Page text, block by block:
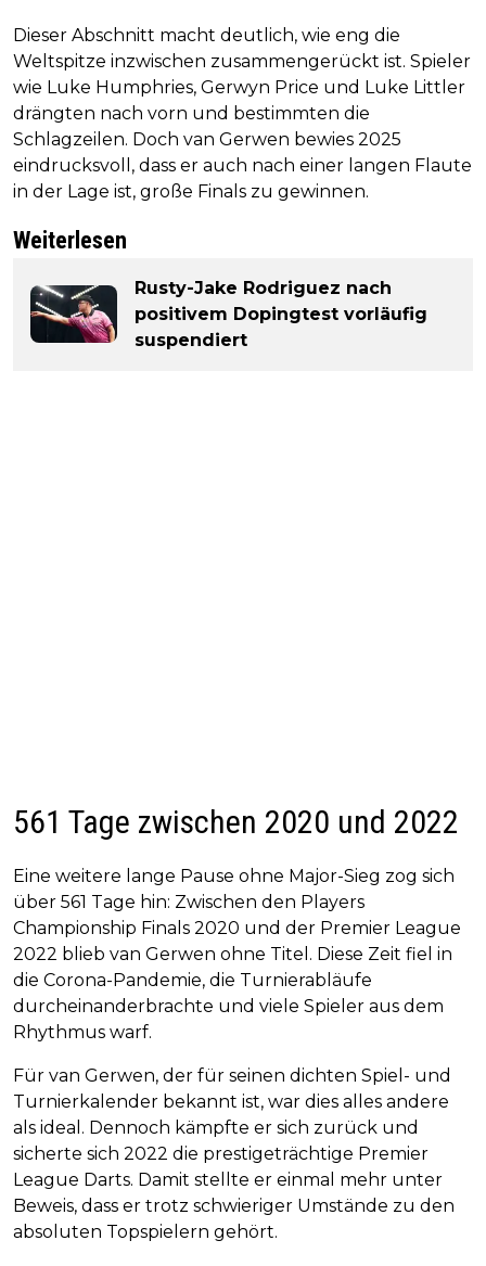
Dieser Abschnitt macht deutlich, wie eng die
Weltspitze inzwischen zusammengerückt ist. Spieler
wie Luke Humphries, Gerwyn Price und Luke Littler
drängten nach vorn und bestimmten die
Schlagzeilen. Doch van Gerwen bewies 2025
eindrucksvoll, dass er auch nach einer langen Flaute
in der Lage ist, große Finals zu gewinnen.
Weiterlesen
Rusty-Jake Rodriguez nach
positivem Dopingtest vorläufig
suspendiert
561 Tage zwischen 2020 und 2022
Eine weitere lange Pause ohne Major-Sieg zog sich
über 561 Tage hin: Zwischen den Players
Championship Finals 2020 und der Premier League
2022 blieb van Gerwen ohne Titel. Diese Zeit fiel in
die Corona-Pandemie, die Turnierabläufe
durcheinanderbrachte und viele Spieler aus dem
Rhythmus warf.
Für van Gerwen, der für seinen dichten Spiel- und
Turnierkalender bekannt ist, war dies alles andere
als ideal. Dennoch kämpfte er sich zurück und
sicherte sich 2022 die prestigeträchtige Premier
League Darts. Damit stellte er einmal mehr unter
Beweis, dass er trotz schwieriger Umstände zu den
absoluten Topspielern gehört.